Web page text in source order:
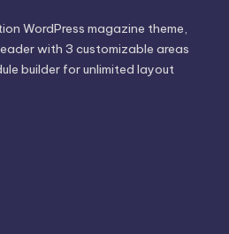
WordPress magazine theme,
with 3 customizable areas
builder for unlimited layout